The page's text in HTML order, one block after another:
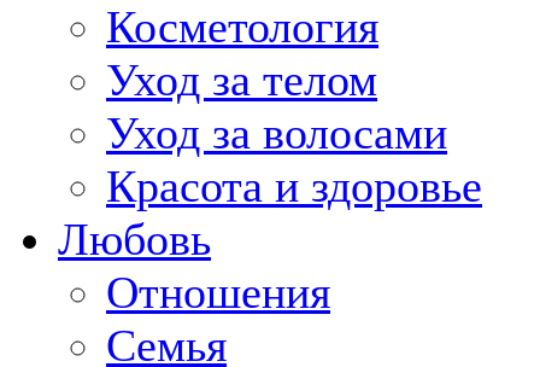
Косметология
Уход за телом
Уход за волосами
Красота и здоровье
Любовь
Отношения
Семья